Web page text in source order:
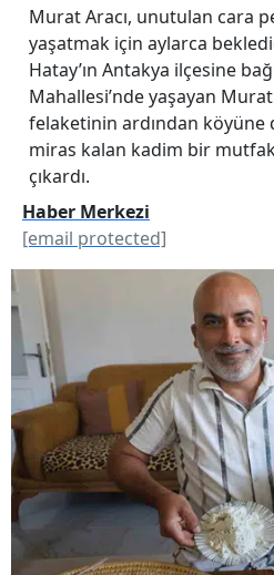
Murat Aracı, unutulan cara
yaşatmak için aylarca
Hatay’ın Antakya ilçesine
Mahallesi’nde yaşayan
felaketinin ardından köyüne
miras kalan kadim bir
çıkardı.
Haber Merkezi
[email protected]